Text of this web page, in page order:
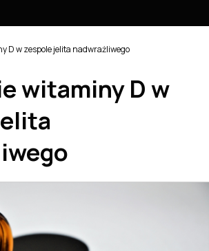
D w zespole jelita nadwrażliwego
witaminy D w